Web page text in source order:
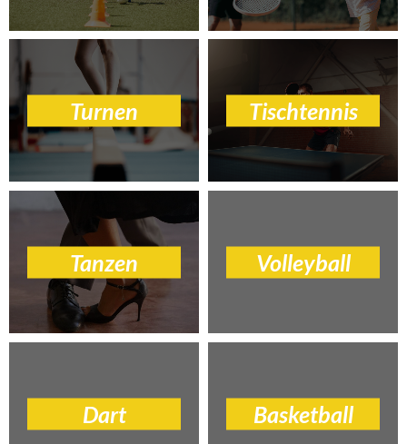
Turnen Tischtennis
Tanzen Volleyball
Dart Basketball